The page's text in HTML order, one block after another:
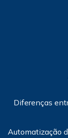
Diferenças
Automatização